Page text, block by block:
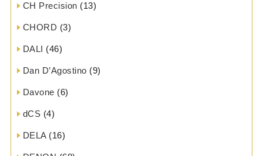
CH Precision (13)
CHORD (3)
DALI (46)
Dan D’Agostino (9)
Davone (6)
dCS (4)
DELA(16)